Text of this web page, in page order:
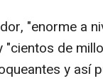
"enorme a
de
y así